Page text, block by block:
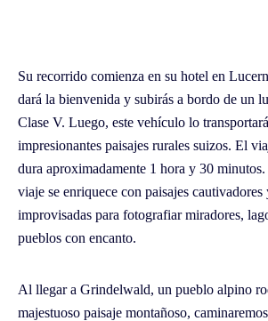
Su recorrido comienza en su hotel en
dará la bienvenida y subirás a bordo de un
Clase V. Luego, este vehículo lo
impresionantes paisajes rurales suizos. El
dura aproximadamente 1 hora y 30
viaje se enriquece con paisajes cautivadores
improvisadas para fotografiar miradores,
pueblos con encanto.
Al llegar a Grindelwald, un pueblo alpino
majestuoso paisaje montañoso,